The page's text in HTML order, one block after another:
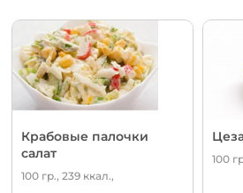
Крабовые палочки
салат
100 гр., 239 ккал.,
100